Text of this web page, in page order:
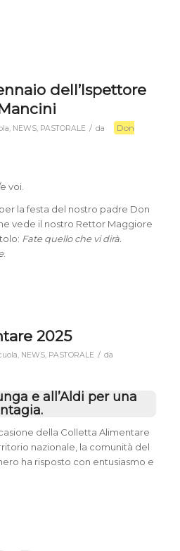
dell’Ispettore
, NEWS, PASTORALE / da
Don
voi.
la festa del nostro padre Don
vede il nostro Rettor Maggiore
Fate quello che vi dirà.
.
2025
, NEWS, PASTORALE / da
e all’Aldi per una
della Colletta Alimentare
nazionale, la comunità del
ha risposto con entusiasmo e